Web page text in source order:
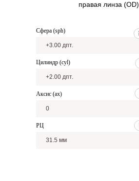
Сфера (sph)
Цилиндр (cyl)
Аксис (ax)
РЦ
правая линза (OD)